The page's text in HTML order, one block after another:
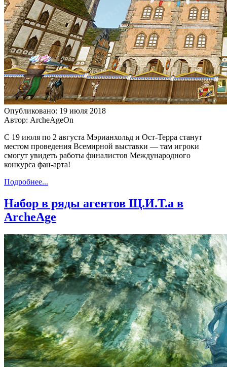
Опубликовано: 19 июля 2018
Автор: ArcheAgeOn
С 19 июля по 2 августа Мэрианхольд и Ост-Терра станут
местом проведения Всемирной выставки — там игроки
смогут увидеть работы финалистов Международного
конкурса фан-арта!
Подробнее...
Набор в ряды агентов Щ.И.Т.а в
ArcheAge